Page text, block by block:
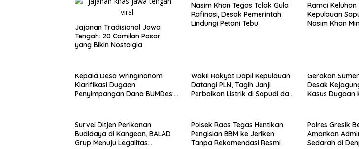
Jajanan Tradisional Jawa
Tengah: 20 Camilan Pasar
yang Bikin Nostalgia
Nasim Khan Tegas Tolak Gula
Rafinasi, Desak Pemerintah
Lindungi Petani Tebu
Ramai
Kepulauan
Nasim Khan
Kepala Desa Wringinanom
Klarifikasi Dugaan
Penyimpangan Dana BUMDes:
Wakil Rakyat Dapil Kepulauan
Datangi PLN, Tagih Janji
Perbaikan Listrik di Sapudi dan
Gerakan
Desak
Kasus Dugaan
Survei Ditjen Perikanan
Budidaya di Kangean, BALAD
Grup Menuju Legalitas
Polsek Raas Tegas Hentikan
Pengisian BBM ke Jeriken
Tanpa Rekomendasi Resmi
Polres Gresik
Amankan
Sedarah di